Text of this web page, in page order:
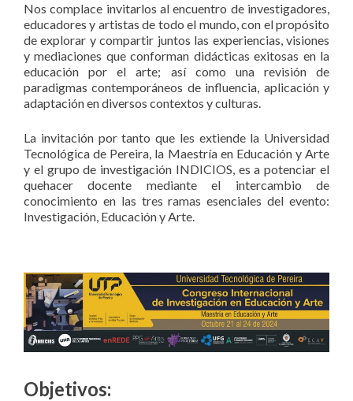
Nos complace invitarlos al encuentro de investigadores,
educadores y artistas de todo el mundo, con el propósito
de explorar y compartir juntos las experiencias, visiones
y mediaciones que conforman didácticas exitosas en la
educación por el arte; así como una revisión de
paradigmas contemporáneos de influencia, aplicación y
adaptación en diversos contextos y culturas.
La invitación por tanto que les extiende la Universidad
Tecnológica de Pereira, la Maestría en Educación y Arte
y el grupo de investigación INDICIOS, es a potenciar el
quehacer docente mediante el intercambio de
conocimiento en las tres ramas esenciales del evento:
Investigación, Educación y Arte.
Objetivos: